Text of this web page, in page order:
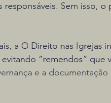
Sem isso, o
a O Direito nas Igrejas
“remendos” que
e a documentação